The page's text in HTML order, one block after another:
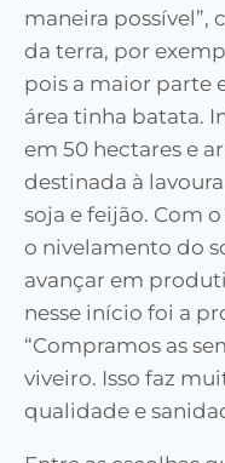
maneira possível”,
da terra, por
pois a maior parte
área tinha batata.
em 50 hectares e
destinada à
soja e feijão. Com
o nivelamento do
avançar em
nesse início foi a
“Compramos as
viveiro. Isso faz
qualidade e